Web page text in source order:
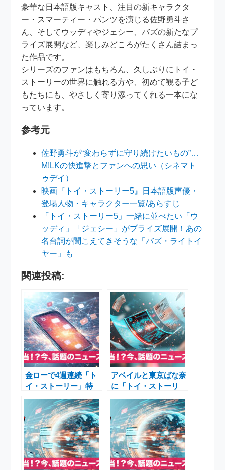
豪華な日本語版キャスト、注目の新キャラクタ
ー・スマーティー・パンツを演じる佐野勇斗さ
ん、そしてウッディやジェシー、バズの新たなプ
ライズ展開など、楽しみどころがたくさん詰まっ
た作品です。
シリーズのファンはもちろん、久しぶりにトイ・
ストーリーの世界に触れる方や、初めて観る子ど
もたちにも、やさしく寄り添ってくれる一本にな
っています。
参考元
佐野勇斗が“変わらずに守り続けたいもの”…
M!LKの快進撃とファンへの思い（シネマト
ゥデイ）
映画『トイ・ストーリー5』日本語版声優・
登場人物・キャラクター一覧/あらすじ
「トイ・ストーリー5」一緒に並べたい「ウ
ッディ」「ジェシー」がプライズ展開！あの
名台詞が聞こえてきそうな「バズ・ライトイ
ヤー」も
関連投稿:
金ローで4週連続「ト
イ・ストーリー」特
トーリー5』公開記念
＆地上波初『レックス
はお風呂の王様』も
アベイルと東京ばな奈
に「トイ・ストーリ
最新作公開で盛り上が
る人気シリーズ